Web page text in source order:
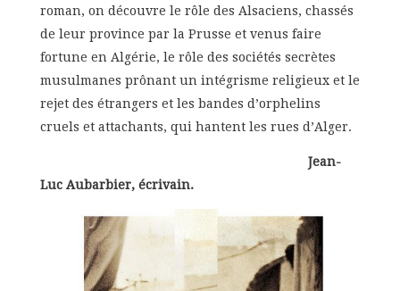
roman, on découvre le rôle des Alsaciens, chassés
de leur province par la Prusse et venus faire
fortune en Algérie, le rôle des sociétés secrètes
musulmanes prônant un intégrisme religieux et le
rejet des étrangers et les bandes d’orphelins
cruels et attachants, qui hantent les rues d’Alger.
Jean-
Luc Aubarbier, écrivain.